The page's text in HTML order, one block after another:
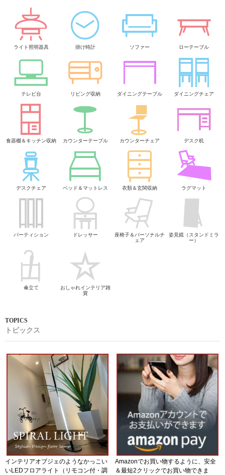
ライト照明器具 掛け時計 ソファー ローテーブル
テレビ台 リビング収納 ダイニングテーブル ダイニングチェア
食器棚＆キッチン収納 カウンターテーブル カウンターチェア デスク机
デスクチェア ベッド＆マットレス 衣類＆玄関収納 ラグマット
パーティション ドレッサー
座椅子＆パーソナルチ
ェア
姿見鏡（スタンドミラ
ー）
傘立て
おしゃれインテリア雑
貨
トピックス
インテリアオブジェのようなかっこい
いLEDフロアライト（リモコン付・調
Amazonでお買い物するように、安全
＆最短2クリックでお買い物できま